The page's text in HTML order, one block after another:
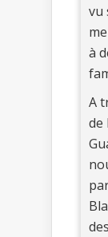
vu
à
A
de